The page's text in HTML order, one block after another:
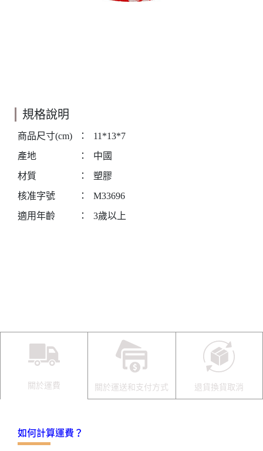
規格說明
商品尺寸(cm) ：
11*13*7
產地
：
中國
材質
：
塑膠
核准字號
：
M33696
適用年齡
： 3歲以上
關於運費 關於運送和支付方式 退貨換貨取消
如何計算運費？